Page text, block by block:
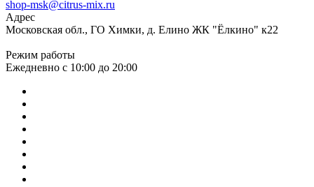
shop-msk@citrus-mix.ru
Адрес
Московская обл., ГО Химки, д. Елино ЖК "Ёлкино" к22
Режим работы
Ежедневно с 10:00 до 20:00